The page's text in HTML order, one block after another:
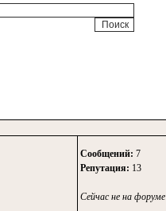
Сообщений: 7
Репутация: 13
Сейчас не на форуме